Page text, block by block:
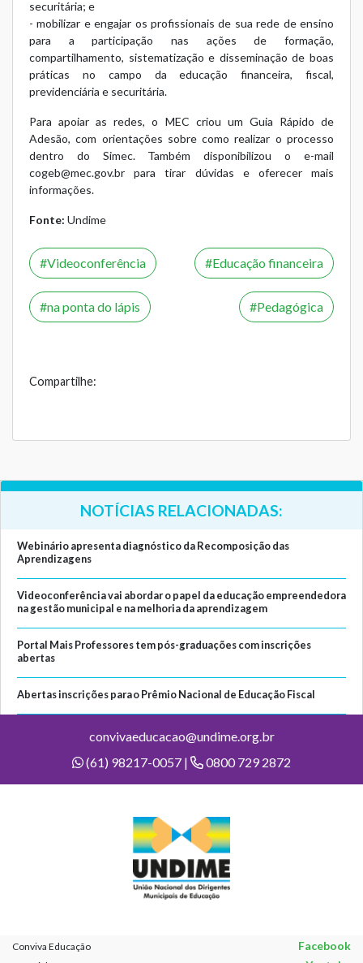
securitária; e
- mobilizar e engajar os profissionais de sua rede de ensino
para a participação nas ações de formação,
compartilhamento, sistematização e disseminação de boas
práticas no campo da educação financeira, fiscal,
previdenciária e securitária.
Para apoiar as redes, o MEC criou um Guia Rápido de
Adesão, com orientações sobre como realizar o processo
dentro do Simec. Também disponibilizou o e-mail
cogeb@mec.gov.br para tirar dúvidas e oferecer mais
informações.
Fonte: Undime
Videoconferência Educação financeira
na ponta do lápis Pedagógica
Compartilhe:
NOTÍCIAS RELACIONADAS:
Webinário apresenta diagnóstico da Recomposição das
Aprendizagens
Videoconferência vai abordar o papel da educação empreendedora
na gestão municipal e na melhoria da aprendizagem
Portal Mais Professores tem pós-graduações com inscrições
abertas
Abertas inscrições para o Prêmio Nacional de Educação Fiscal
convivaeducacao@undime.org.br
(61) 98217-0057 |
0800 729 2872
Conviva Educação Facebook